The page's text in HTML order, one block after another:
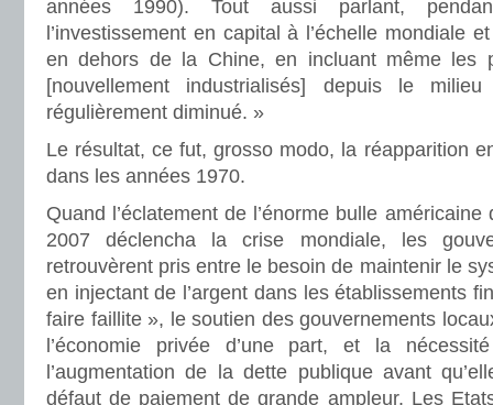
années 1990). Tout aussi parlant,
l’investissement en capital à l’échelle mondiale
en dehors de la Chine, en incluant même les
[nouvellement industrialisés] depuis le
régulièrement diminué. »
Le résultat, ce fut, grosso modo, la réapparition
dans les années 1970.
Quand l’éclatement de l’énorme bulle
2007 déclencha la crise mondiale, les
retrouvèrent pris entre le besoin de maintenir le
en injectant de l’argent dans les établissements
faire faillite », le soutien des gouvernements
l’économie privée d’une part, et la
l’augmentation de la dette publique avant
défaut de paiement de grande ampleur. Les